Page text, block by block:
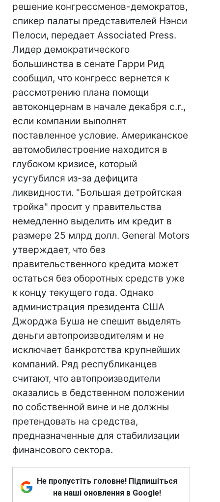
решение конгрессменов-демократов,
спикер палаты представителей Нэнси
Пелоси, передает Associated Press.
Лидер демократического
большинства в сенате Гарри Рид
сообщил, что конгресс вернется к
рассмотрению плана помощи
автоконцернам в начале декабря с.г.,
если компании выполнят
поставленное условие. Американское
автомобилестроение находится в
глубоком кризисе, который
усугубился из-за дефицита
ликвидности. "Большая детройтская
тройка" просит у правительства
немедленно выделить им кредит в
размере 25 млрд долл. General Motors
утверждает, что без
правительственного кредита может
остаться без оборотных средств уже
к концу текущего года. Однако
администрация президента США
Джорджа Буша не спешит выделять
деньги автопроизводителям и не
исключает банкротства крупнейших
компаний. Ряд республиканцев
считают, что автопроизводители
оказались в бедственном положении
по собственной вине и не должны
претендовать на средства,
предназначенные для стабилизации
финансового сектора.
Не пропустіть головне! Підпишіться
на наші оновлення в Google!